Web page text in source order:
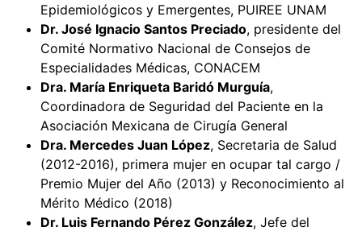
Epidemiológicos y Emergentes, PUIREE UNAM
Dr. José Ignacio Santos Preciado, presidente del
Comité Normativo Nacional de Consejos de
Especialidades Médicas, CONACEM
Dra. María Enriqueta Baridó Murguía,
Coordinadora de Seguridad del Paciente en la
Asociación Mexicana de Cirugía General
Dra. Mercedes Juan López, Secretaria de Salud
(2012-2016), primera mujer en ocupar tal cargo /
Premio Mujer del Año (2013) y Reconocimiento al
Mérito Médico (2018)
Dr. Luis Fernando Pérez González, Jefe del